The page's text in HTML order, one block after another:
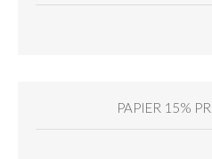
PAPIER 15%